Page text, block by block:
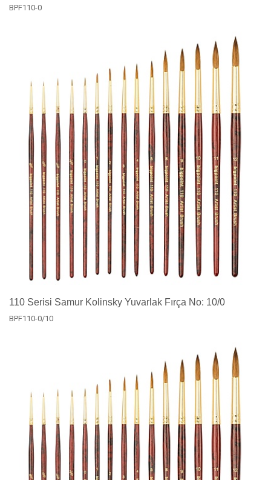
BPF110-0
110 Serisi Samur Kolinsky Yuvarlak Fırça No: 10/0
BPF110-0/10